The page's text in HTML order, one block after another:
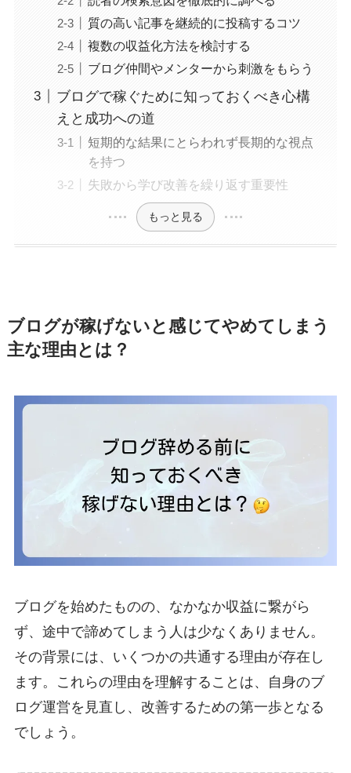
質の高い記事を継続的に投稿するコツ
複数の収益化方法を検討する
ブログ仲間やメンターから刺激をもらう
ブログで稼ぐために知っておくべき心構
えと成功への道
短期的な結果にとらわれず長期的な視点
を持つ
失敗から学び改善を繰り返す重要性
もっと見る
ブログが稼げないと感じてやめてしまう
主な理由とは？
ブログを始めたものの、なかなか収益に繋がら
ず、途中で諦めてしまう人は少なくありません。
その背景には、いくつかの共通する理由が存在し
ます。これらの理由を理解することは、自身のブ
ログ運営を見直し、改善するための第一歩となる
でしょう。